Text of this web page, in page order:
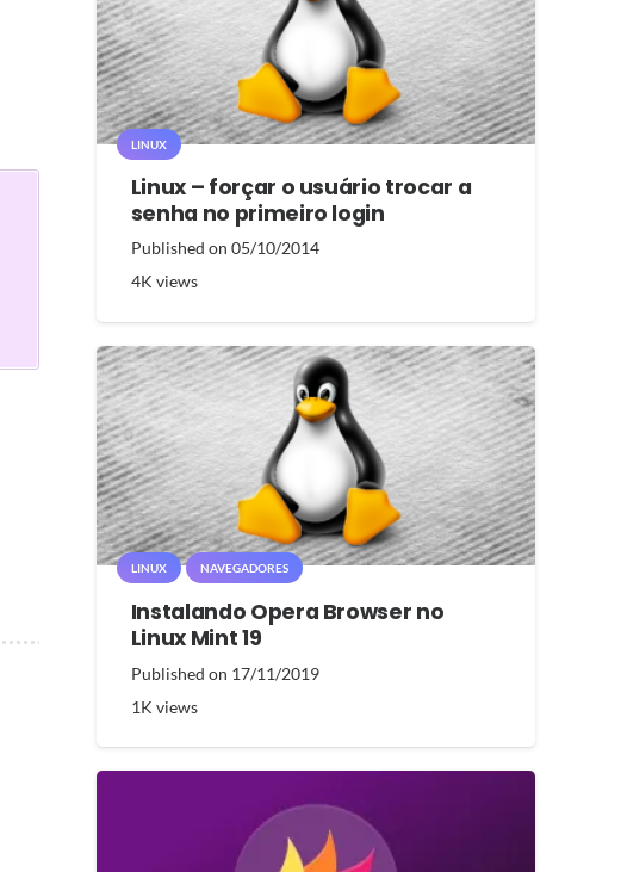
LINUX
Linux – forçar o usuário trocar a
senha no primeiro login
Published on 05/10/2014
4K views
LINUX NAVEGADORES
Instalando Opera Browser no
Linux Mint 19
Published on 17/11/2019
1K views